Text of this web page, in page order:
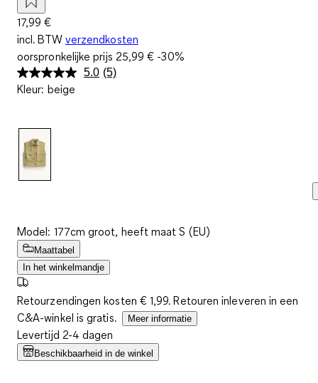
17,99 €
incl. BTW verzendkosten
oorspronkelijke prijs 25,99 € -30%
5.0 Lees
(5)
Kleur: beige
Model: 177cm groot, heeft maat S (EU)
Maattabel
In het winkelmandje
Retourzendingen kosten € 1,99. Retouren inleveren in een
C&A-winkel is gratis.
Meer informatie
Levertijd 2-4 dagen
Beschikbaarheid in de winkel